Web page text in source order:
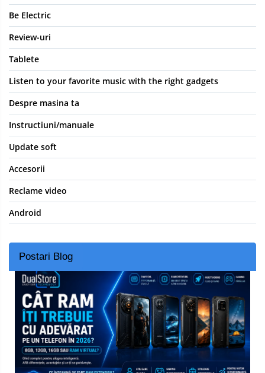
Be Electric
Review-uri
Tablete
Listen to your favorite music with the right gadgets
Despre masina ta
Instructiuni/manuale
Update soft
Accesorii
Reclame video
Android
Postari Blog